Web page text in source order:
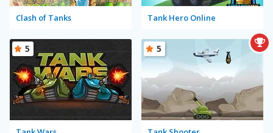
Clash of Tanks Tank Hero Online
5 5